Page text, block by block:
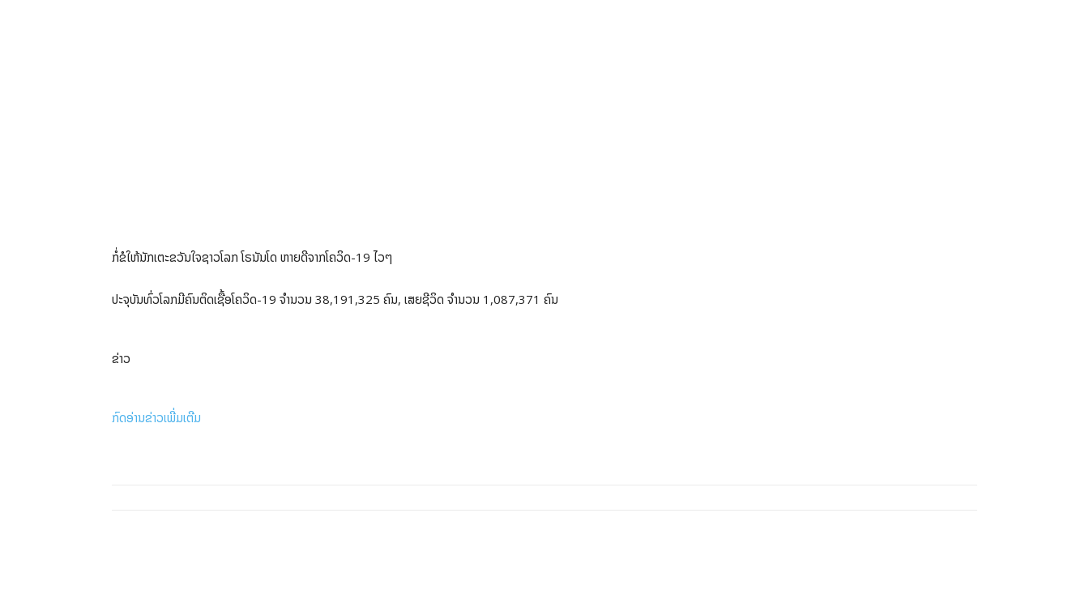
ກໍ່ຂໍໃຫ້ນັກເຕະຂວັນໃຈຊາວໂລກ ໂຣນັນໂດ ຫາຍດີຈາກໂຄວິດ-19 ໄວໆ
ປະຈຸບັນທົ່ວໂລກມີຄົນຕິດເຊື້ອໂຄວິດ-19 ຈໍານວນ 38,191,325 ຄົນ, ເສຍຊີວິດ ຈໍານວນ 1,087,371 ຄົນ
ຂ່າວ
ກົດອ່ານຂ່າວເພີ່ມເຕີມ